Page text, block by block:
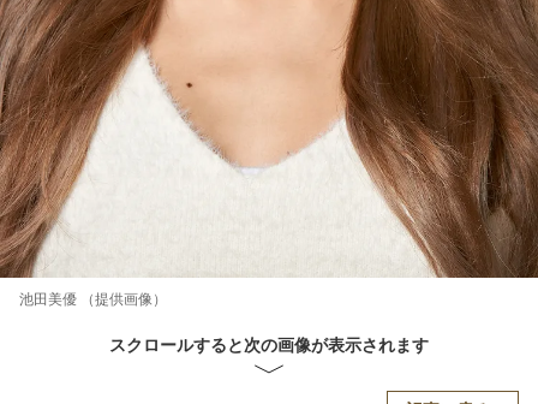
池田美優 （提供画像）
スクロールすると次の画像が表示されます